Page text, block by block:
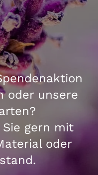
oder unsere
gern mit
oder